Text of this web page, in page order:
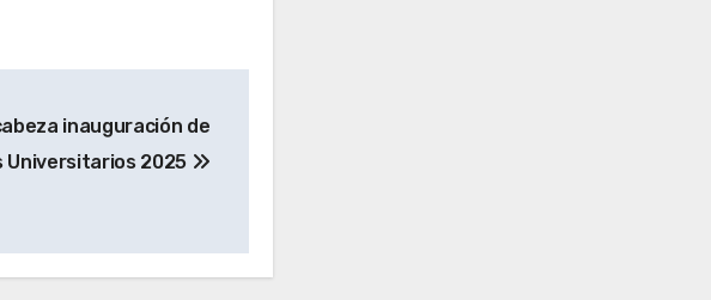
inauguración de
2025